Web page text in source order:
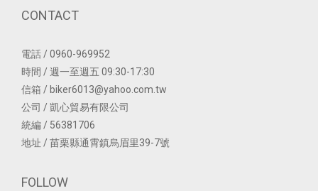
CONTACT
電話 / 0960-969952
時間 / 週一至週五 09:30-17:30
信箱 / biker6013@yahoo.com.tw
公司 / 凱心貿易有限公司
統編 / 56381706
地址 / 苗栗縣通霄鎮烏眉里39-7號
FOLLOW